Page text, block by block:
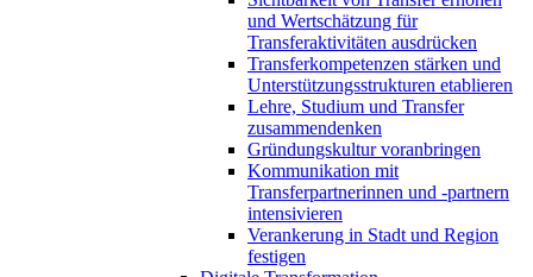
und Wertschätzung für
Transferaktivitäten ausdrücken
Transferkompetenzen stärken und
Unterstützungsstrukturen etablieren
Lehre, Studium und Transfer
zusammendenken
Gründungskultur voranbringen
Kommunikation mit
Transferpartnerinnen und -partnern
intensivieren
Verankerung in Stadt und Region
festigen